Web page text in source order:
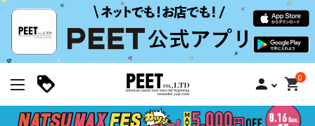
person 0
shopping_cart